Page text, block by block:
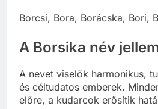
Borcsi, Bora, Borácska, Bori,
A Borsika név
A nevet viselők harmonikus,
és céltudatos emberek.
előre, a kudarcok erősítik